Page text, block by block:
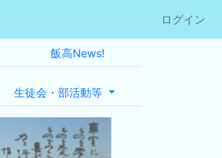
ログイン
飯高News!
生徒会・部活動等